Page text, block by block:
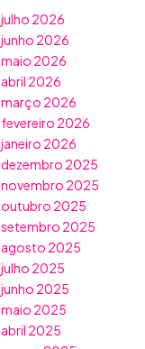
julho 2026
junho 2026
maio 2026
abril 2026
março 2026
fevereiro 2026
janeiro 2026
dezembro 2025
novembro 2025
outubro 2025
setembro 2025
agosto 2025
julho 2025
junho 2025
maio 2025
abril 2025